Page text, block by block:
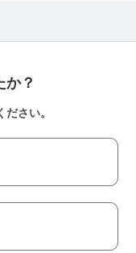
か？
さい。